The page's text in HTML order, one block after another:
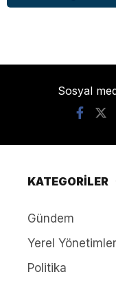
Sosyal
KATEGORİLER
Gündem
Yerel Yönetimler
Politika